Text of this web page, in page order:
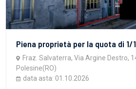
Fraz. Salvaterra, Via Argine Destro,
Polesine(RO)
data asta: 01.10.2026